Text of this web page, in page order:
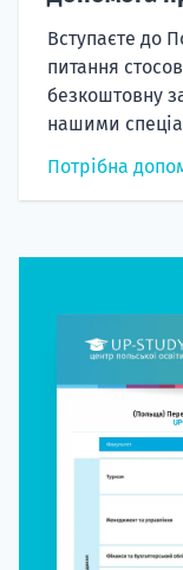
Вступаєте до
питання
безкоштовну
нашими
Потрібна